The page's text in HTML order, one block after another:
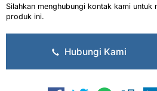
Silahkan menghubungi kontak kami
produk ini.
Hubungi Kami